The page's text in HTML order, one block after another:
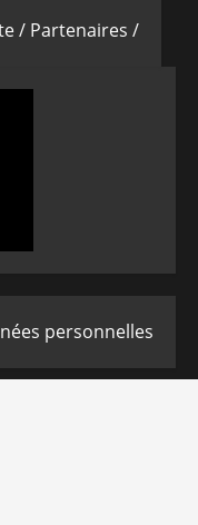
/ Partenaires /
personnelles